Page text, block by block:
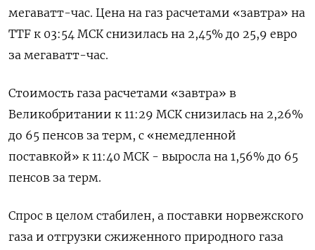
мегаватт-час. Цена на газ расчетами «завтра» на
TTF к 03:54 МСК снизилась на 2,45% до 25,9 евро
за мегаватт-час.
Стоимость газа расчетами «завтра» в
Великобритании к 11:29 МСК снизилась на 2,26%
до 65 пенсов за терм, с «немедленной
поставкой» к 11:40 МСК - выросла на 1,56% до 65
пенсов за терм.
Спрос в целом стабилен, а поставки норвежского
газа и отгрузки сжиженного природного газа